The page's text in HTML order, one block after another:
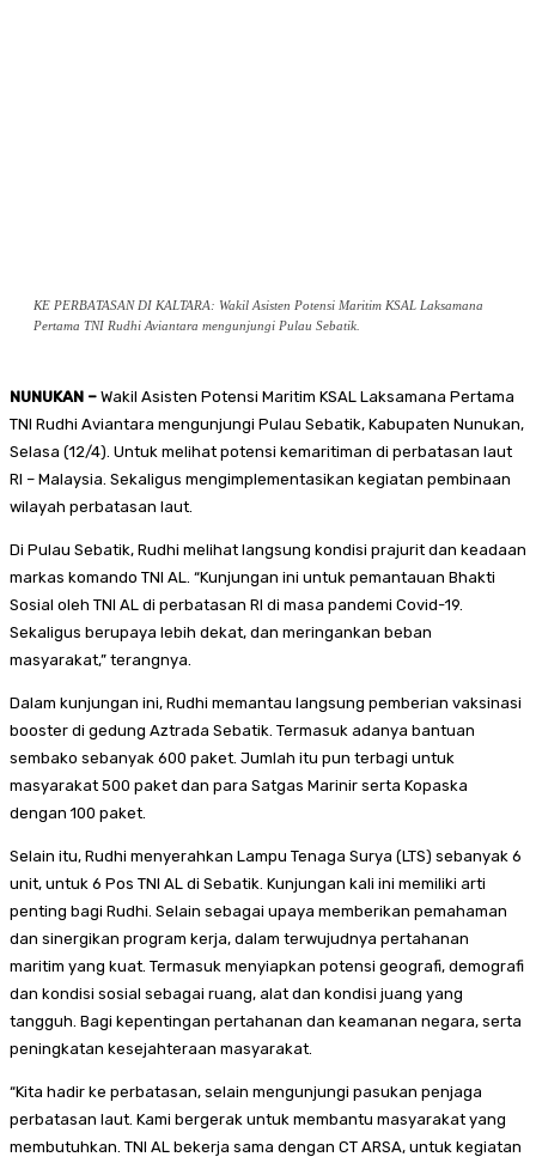
KE PERBATASAN DI KALTARA: Wakil Asisten Potensi Maritim KSAL Laksamana
Pertama TNI Rudhi Aviantara mengunjungi Pulau Sebatik.
NUNUKAN – Wakil Asisten Potensi Maritim KSAL Laksamana Pertama
TNI Rudhi Aviantara mengunjungi Pulau Sebatik, Kabupaten Nunukan,
Selasa (12/4). Untuk melihat potensi kemaritiman di perbatasan laut
RI – Malaysia. Sekaligus mengimplementasikan kegiatan pembinaan
wilayah perbatasan laut.
Di Pulau Sebatik, Rudhi melihat langsung kondisi prajurit dan keadaan
markas komando TNI AL. “Kunjungan ini untuk pemantauan Bhakti
Sosial oleh TNI AL di perbatasan RI di masa pandemi Covid-19.
Sekaligus berupaya lebih dekat, dan meringankan beban
masyarakat,” terangnya.
Dalam kunjungan ini, Rudhi memantau langsung pemberian vaksinasi
booster di gedung Aztrada Sebatik. Termasuk adanya bantuan
sembako sebanyak 600 paket. Jumlah itu pun terbagi untuk
masyarakat 500 paket dan para Satgas Marinir serta Kopaska
dengan 100 paket.
Selain itu, Rudhi menyerahkan Lampu Tenaga Surya (LTS) sebanyak 6
unit, untuk 6 Pos TNI AL di Sebatik. Kunjungan kali ini memiliki arti
penting bagi Rudhi. Selain sebagai upaya memberikan pemahaman
dan sinergikan program kerja, dalam terwujudnya pertahanan
maritim yang kuat. Termasuk menyiapkan potensi geografi, demografi
dan kondisi sosial sebagai ruang, alat dan kondisi juang yang
tangguh. Bagi kepentingan pertahanan dan keamanan negara, serta
peningkatan kesejahteraan masyarakat.
“Kita hadir ke perbatasan, selain mengunjungi pasukan penjaga
perbatasan laut. Kami bergerak untuk membantu masyarakat yang
membutuhkan. TNI AL bekerja sama dengan CT ARSA, untuk kegiatan